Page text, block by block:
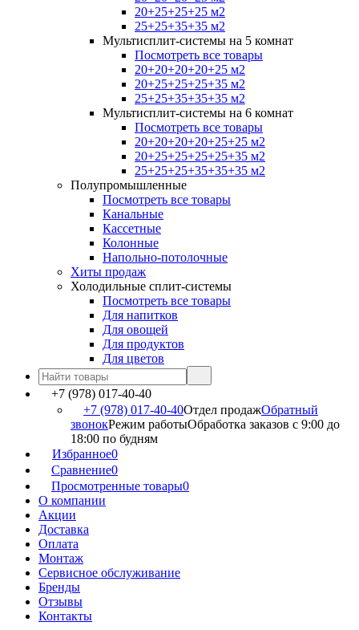
20+25+25+25 м2
25+25+35+35 м2
Мультисплит-системы на 5 комнат
Посмотреть все товары
20+20+20+20+25 м2
20+25+25+25+35 м2
25+25+35+35+35 м2
Мультисплит-системы на 6 комнат
Посмотреть все товары
20+20+20+20+25+25 м2
20+25+25+25+25+35 м2
25+25+25+35+35+35 м2
Полупромышленные
Посмотреть все товары
Канальные
Кассетные
Колонные
Напольно-потолочные
Хиты продаж
Холодильные сплит-системы
Посмотреть все товары
Для напитков
Для овощей
Для продуктов
Для цветов
+7 (978) 017-40-40
+7 (978) 017-40-40Отдел продажОбратный
звонокРежим работыОбработка заказов с 9:00 до
18:00 по будням
Избранное0
Сравнение0
Просмотренные товары0
О компании
Акции
Доставка
Оплата
Монтаж
Сервисное обслуживание
Бренды
Отзывы
Контакты